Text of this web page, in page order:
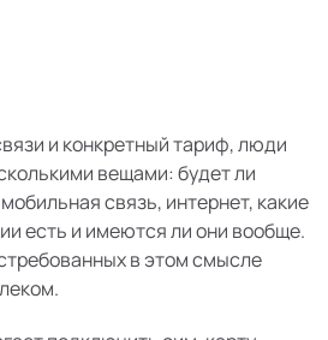
и конкретный тариф, люди
вещами: будет ли
связь, интернет, какие
есть и имеются ли они вообще.
в этом смысле